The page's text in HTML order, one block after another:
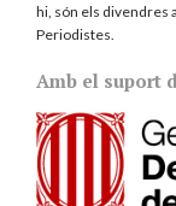
hi, són els divendres
Periodistes
Amb el suport